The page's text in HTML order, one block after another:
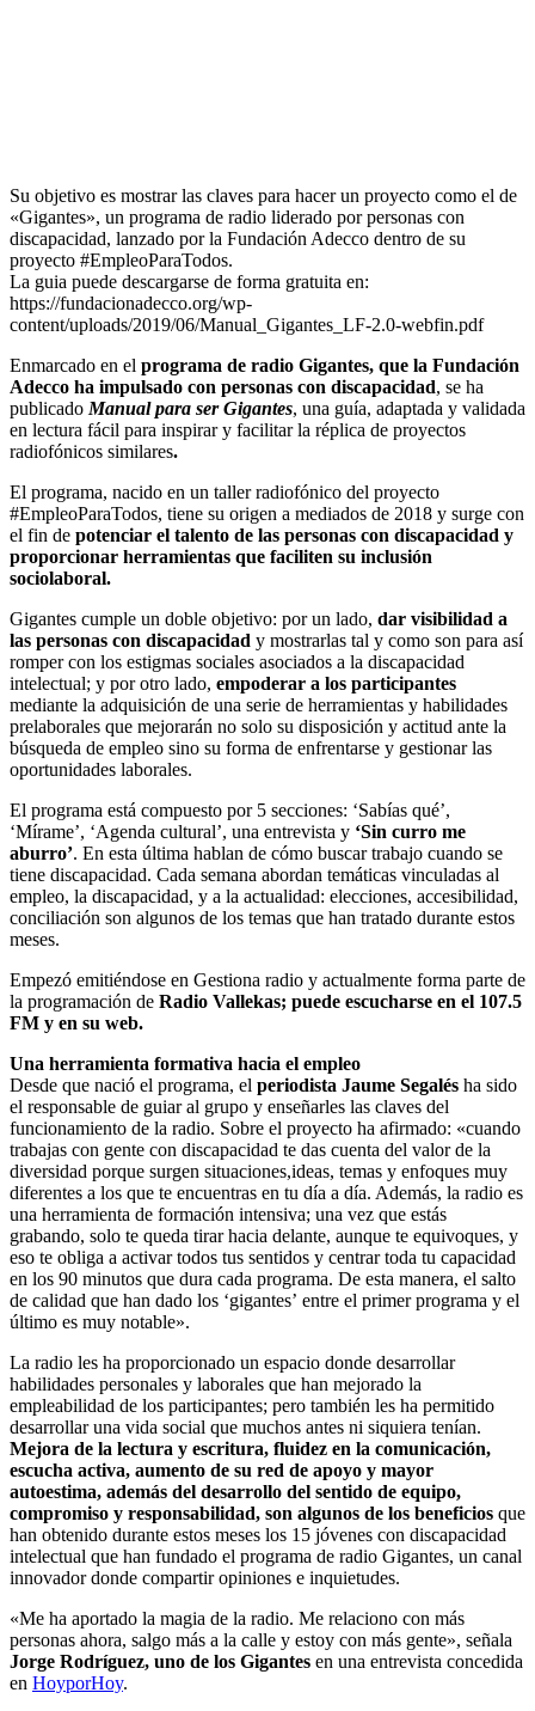
Su objetivo es mostrar las claves para hacer un proyecto como el de
«Gigantes», un programa de radio liderado por personas con
discapacidad, lanzado por la Fundación Adecco dentro de su
proyecto #EmpleoParaTodos.
La guia puede descargarse de forma gratuita en:
https://fundacionadecco.org/wp-
content/uploads/2019/06/Manual_Gigantes_LF-2.0-webfin.pdf
Enmarcado en el programa de radio Gigantes, que la Fundación
Adecco ha impulsado con personas con discapacidad, se ha
publicado Manual para ser Gigantes, una guía, adaptada y validada
en lectura fácil para inspirar y facilitar la réplica de proyectos
radiofónicos similares.
El programa, nacido en un taller radiofónico del proyecto
#EmpleoParaTodos, tiene su origen a mediados de 2018 y surge con
el fin de potenciar el talento de las personas con discapacidad y
proporcionar herramientas que faciliten su inclusión
sociolaboral.
Gigantes cumple un doble objetivo: por un lado, dar visibilidad a
las personas con discapacidad y mostrarlas tal y como son para así
romper con los estigmas sociales asociados a la discapacidad
intelectual; y por otro lado, empoderar a los participantes
mediante la adquisición de una serie de herramientas y habilidades
prelaborales que mejorarán no solo su disposición y actitud ante la
búsqueda de empleo sino su forma de enfrentarse y gestionar las
oportunidades laborales.
El programa está compuesto por 5 secciones: ‘Sabías qué’,
‘Mírame’, ‘Agenda cultural’, una entrevista y ‘Sin curro me
aburro’. En esta última hablan de cómo buscar trabajo cuando se
tiene discapacidad. Cada semana abordan temáticas vinculadas al
empleo, la discapacidad, y a la actualidad: elecciones, accesibilidad,
conciliación son algunos de los temas que han tratado durante estos
meses.
Empezó emitiéndose en Gestiona radio y actualmente forma parte de
la programación de Radio Vallekas; puede escucharse en el 107.5
FM y en su web.
Una herramienta formativa hacia el empleo
Desde que nació el programa, el periodista Jaume Segalés ha sido
el responsable de guiar al grupo y enseñarles las claves del
funcionamiento de la radio. Sobre el proyecto ha afirmado: «cuando
trabajas con gente con discapacidad te das cuenta del valor de la
diversidad porque surgen situaciones,ideas, temas y enfoques muy
diferentes a los que te encuentras en tu día a día. Además, la radio es
una herramienta de formación intensiva; una vez que estás
grabando, solo te queda tirar hacia delante, aunque te equivoques, y
eso te obliga a activar todos tus sentidos y centrar toda tu capacidad
en los 90 minutos que dura cada programa. De esta manera, el salto
de calidad que han dado los ‘gigantes’ entre el primer programa y el
último es muy notable».
La radio les ha proporcionado un espacio donde desarrollar
habilidades personales y laborales que han mejorado la
empleabilidad de los participantes; pero también les ha permitido
desarrollar una vida social que muchos antes ni siquiera tenían.
Mejora de la lectura y escritura, fluidez en la comunicación,
escucha activa, aumento de su red de apoyo y mayor
autoestima, además del desarrollo del sentido de equipo,
compromiso y responsabilidad, son algunos de los beneficios que
han obtenido durante estos meses los 15 jóvenes con discapacidad
intelectual que han fundado el programa de radio Gigantes, un canal
innovador donde compartir opiniones e inquietudes.
«Me ha aportado la magia de la radio. Me relaciono con más
personas ahora, salgo más a la calle y estoy con más gente», señala
Jorge Rodríguez, uno de los Gigantes en una entrevista concedida
en HoyporHoy.